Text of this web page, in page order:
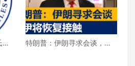
特朗普：伊朗寻求会谈，美